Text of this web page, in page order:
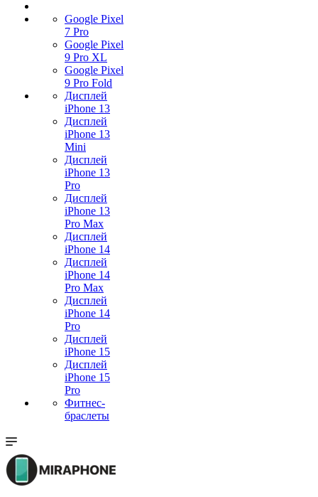
Google Pixel
7 Pro
Google Pixel
9 Pro XL
Google Pixel
9 Pro Fold
Дисплей
iPhone 13
Дисплей
iPhone 13
Mini
Дисплей
iPhone 13
Pro
Дисплей
iPhone 13
Pro Max
Дисплей
iPhone 14
Дисплей
iPhone 14
Pro Max
Дисплей
iPhone 14
Pro
Дисплей
iPhone 15
Дисплей
iPhone 15
Pro
Фитнес-
браслеты